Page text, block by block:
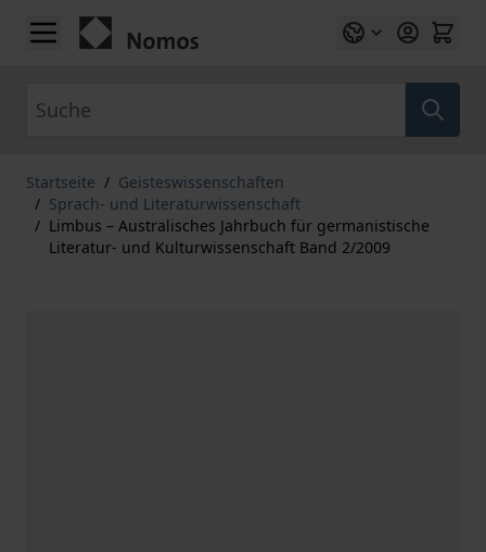
Zum Inhalt springen
Startseite / Geisteswissenschaften
/ Sprach- und Literaturwissenschaft
/ Limbus – Australisches Jahrbuch für germanistische
Literatur- und Kulturwissenschaft Band 2/2009